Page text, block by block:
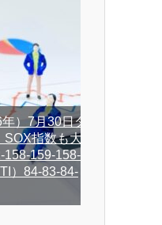
）7月30日ダ
指数も大
158-159-158-
）84-83-84-